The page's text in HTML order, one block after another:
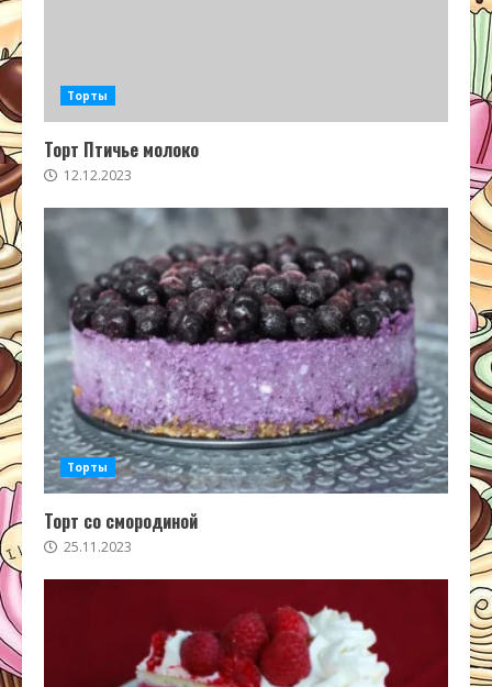
Торты
Торт Птичье молоко
12.12.2023
Торты
Торт со смородиной
25.11.2023